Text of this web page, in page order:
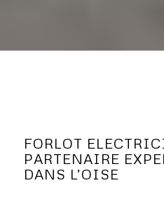
FORLOT
PARTENAIRE
DANS L’OISE